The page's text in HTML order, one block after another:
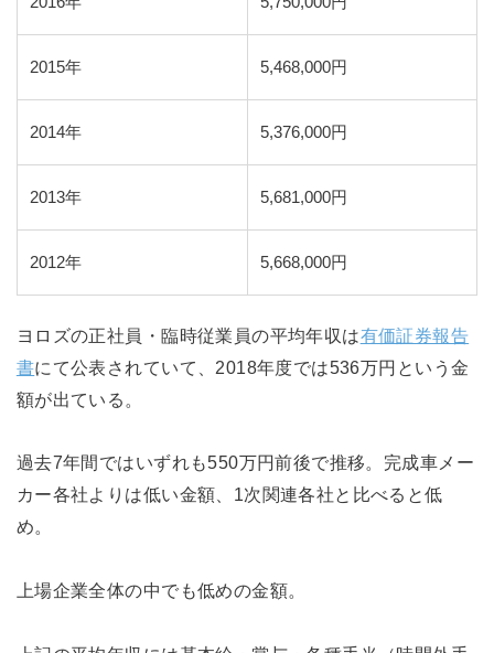
2015年 5,468,000円
2014年 5,376,000円
2013年 5,681,000円
2012年 5,668,000円
ヨロズの正社員・臨時従業員の平均年収は有価証券報告
書にて公表されていて、2018年度では536万円という金
額が出ている。
過去7年間ではいずれも550万円前後で推移。完成車メー
カー各社よりは低い金額、1次関連各社と比べると低
め。
上場企業全体の中でも低めの金額。